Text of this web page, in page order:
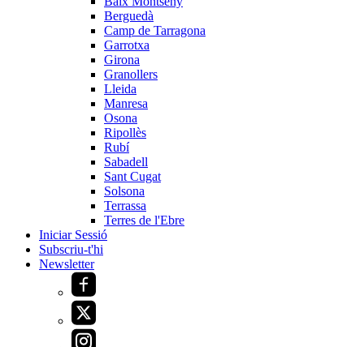
Berguedà
Camp de Tarragona
Garrotxa
Girona
Granollers
Lleida
Manresa
Osona
Ripollès
Rubí
Sabadell
Sant Cugat
Solsona
Terrassa
Terres de l'Ebre
Iniciar Sessió
Subscriu-t'hi
Newsletter